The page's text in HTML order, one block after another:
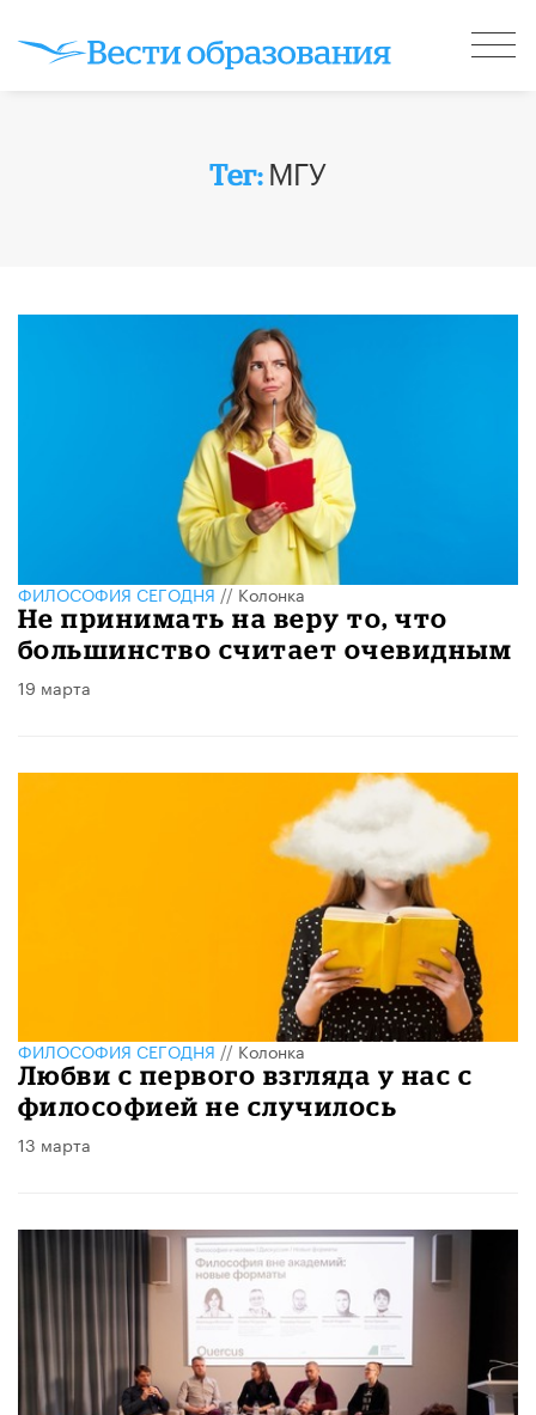
Тег: МГУ
ФИЛОСОФИЯ СЕГОДНЯ//Колонка
Не принимать на веру то, что
большинство считает очевидным
19 марта
ФИЛОСОФИЯ СЕГОДНЯ//Колонка
​Любви с первого взгляда у нас с
философией не случилось
13 марта